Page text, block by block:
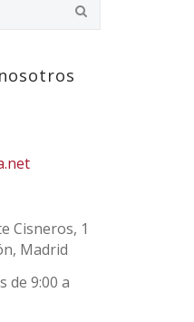
Cisneros, 1
Madrid
de 9:00 a